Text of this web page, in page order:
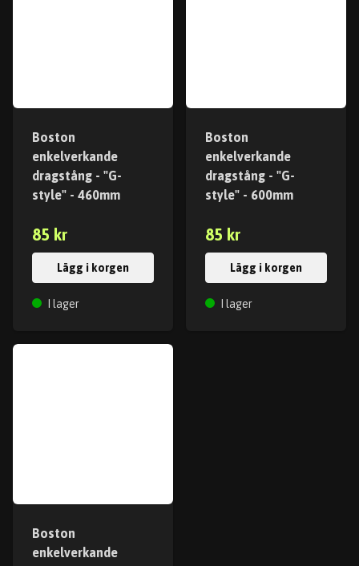
Boston
enkelverkande
dragstång - "G-
style" - 460mm
85 kr
Lägg i korgen
I lager
Boston
enkelverkande
dragstång - "G-
style" - 600mm
85 kr
Lägg i korgen
I lager
Boston
enkelverkande